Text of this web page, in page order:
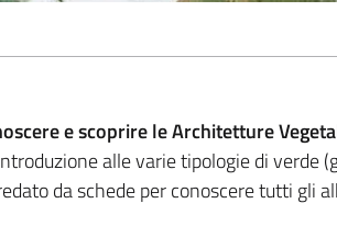
e scoprire le Architetture
alle varie tipologie di verde
da schede per conoscere tutti gli